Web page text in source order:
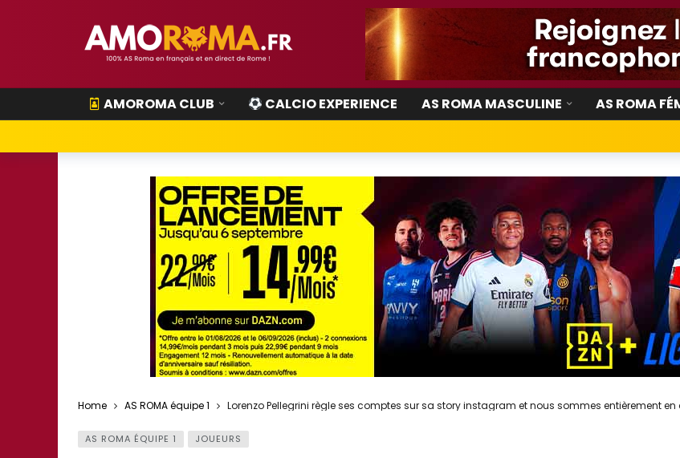
AMOROMA CLUB CALCIO EXPERIENCE AS ROMA MASCULINE AS ROMA
Home AS ROMA équipe 1 Lorenzo Pellegrini règle ses comptes sur sa story instagram et nous sommes entièrement
AS ROMA ÉQUIPE 1 JOUEURS